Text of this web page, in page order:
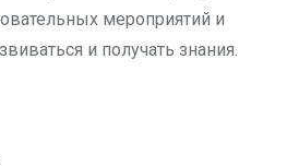
мероприятий и
и получать знания.